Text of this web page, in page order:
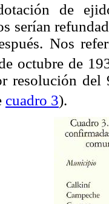
de
serían
Nos
octubre de
resolución del
cuadro 3).